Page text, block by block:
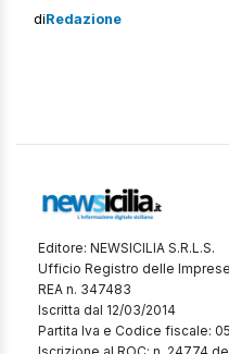
piscina Zurria), contro i
diRedazione
Editore: NEWSICILIA S.R.L.S.
Ufficio Registro delle
REA n. 347483
Iscritta dal 12/03/2014
Partita Iva e Codice fiscale: